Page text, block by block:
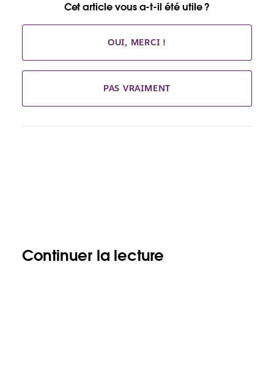
Cet article vous a-t-il été utile ?
OUI, MERCI !
PAS VRAIMENT
Continuer la lecture